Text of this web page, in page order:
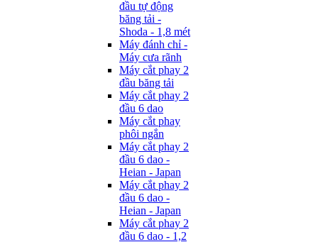
đầu tự động
băng tải -
Shoda - 1,8 mét
Máy đánh chỉ -
Máy cưa rãnh
Máy cắt phay 2
đầu băng tải
Máy cắt phay 2
đầu 6 dao
Máy cắt phay
phôi ngắn
Máy cắt phay 2
đầu 6 dao -
Heian - Japan
Máy cắt phay 2
đầu 6 dao -
Heian - Japan
Máy cắt phay 2
đầu 6 dao - 1,2